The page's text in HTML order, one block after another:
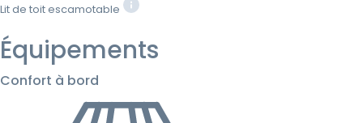
Lit de toit escamotable
Équipements
Confort à bord